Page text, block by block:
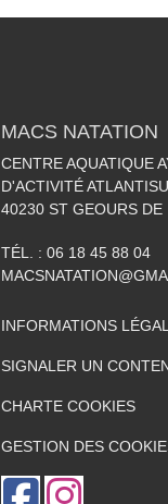
MACS NATATION
CENTRE AQUATIQUE
D'ACTIVITÉ
40230 ST GEOURS DE
TÉL. : 06 18 45 88 04
INFORMATIONS
SIGNALER UN
CHARTE COOKIES
GESTION DES